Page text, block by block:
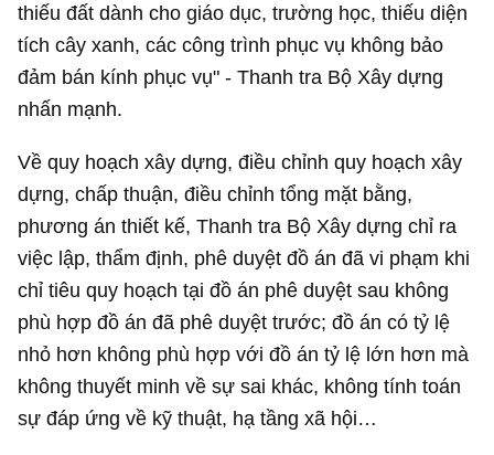
thiếu đất dành cho giáo dục, trường học, thiếu diện
tích cây xanh, các công trình phục vụ không bảo
đảm bán kính phục vụ" - Thanh tra Bộ Xây dựng
nhấn mạnh.
Về quy hoạch xây dựng, điều chỉnh quy hoạch xây
dựng, chấp thuận, điều chỉnh tổng mặt bằng,
phương án thiết kế, Thanh tra Bộ Xây dựng chỉ ra
việc lập, thẩm định, phê duyệt đồ án đã vi phạm khi
chỉ tiêu quy hoạch tại đồ án phê duyệt sau không
phù hợp đồ án đã phê duyệt trước; đồ án có tỷ lệ
nhỏ hơn không phù hợp với đồ án tỷ lệ lớn hơn mà
không thuyết minh về sự sai khác, không tính toán
sự đáp ứng về kỹ thuật, hạ tầng xã hội…